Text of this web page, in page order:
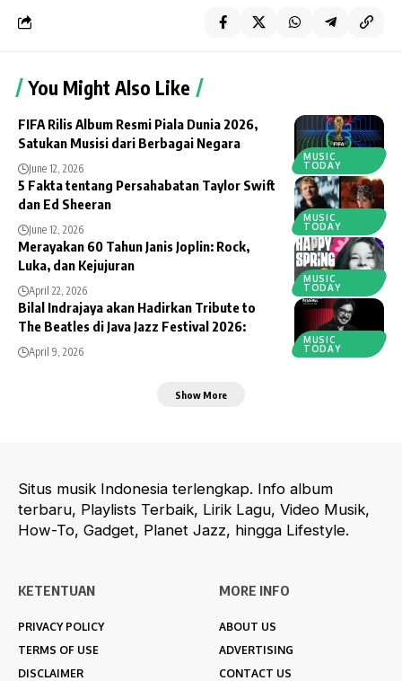
You Might Also Like
MUSIC
TODAY
FIFA Rilis Album Resmi Piala Dunia 2026,
Satukan Musisi dari Berbagai Negara
June 12, 2026
MUSIC
TODAY
5 Fakta tentang Persahabatan Taylor Swift
dan Ed Sheeran
June 12, 2026
MUSIC
TODAY
Merayakan 60 Tahun Janis Joplin: Rock,
Luka, dan Kejujuran
April 22, 2026
MUSIC
TODAY
Bilal Indrajaya akan Hadirkan Tribute to
The Beatles di Java Jazz Festival 2026:
April 9, 2026
Show More
Situs musik Indonesia terlengkap. Info album
terbaru, Playlists Terbaik, Lirik Lagu, Video Musik,
How-To, Gadget, Planet Jazz, hingga Lifestyle.
KETENTUAN
PRIVACY POLICY
TERMS OF USE
DISCLAIMER
MORE INFO
ABOUT US
ADVERTISING
CONTACT US